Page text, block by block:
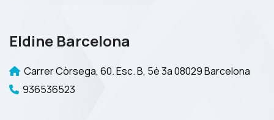
Eldine Barcelona
Carrer Còrsega, 60. Esc. B, 5è 3a 08029 Barcelona
936536523